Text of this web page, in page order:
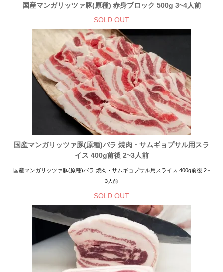
国産マンガリッツァ豚(原種) 赤身ブロック 500g 3~4人前
SOLD OUT
国産マンガリッツァ豚(原種)バラ 焼肉・サムギョプサル用スラ
イス 400g前後 2~3人前
国産マンガリッツァ豚(原種)バラ 焼肉・サムギョプサル用スライス 400g前後 2~
3人前
SOLD OUT